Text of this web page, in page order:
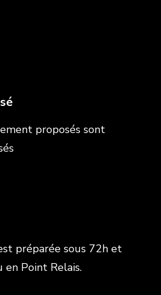
proposés sont
préparée sous 72h et
en Point Relais.